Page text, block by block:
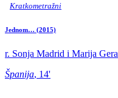
Kratkometražni
Jednom… (2015)
r. Sonja Madrid i Marija Gera
Španija, 14'